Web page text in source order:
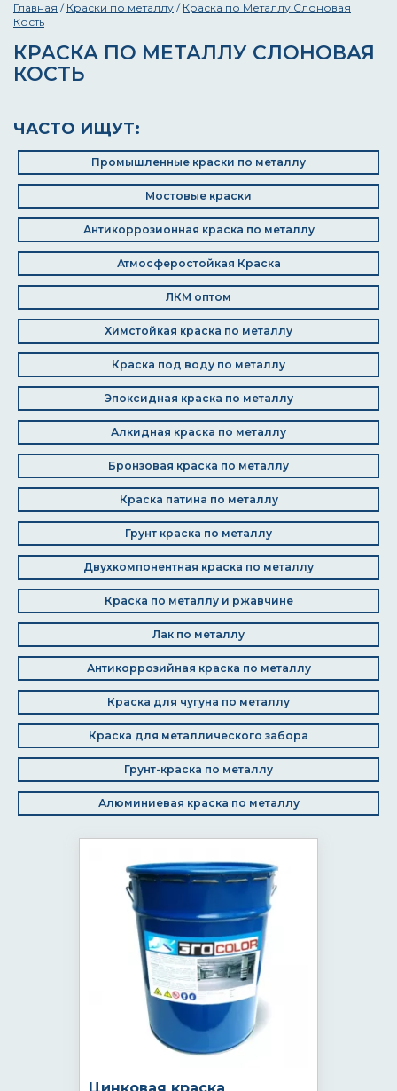
Главная / Краски по металлу / Краска по Металлу Слоновая
Кость
КРАСКА ПО МЕТАЛЛУ СЛОНОВАЯ
КОСТЬ
ЧАСТО ИЩУТ:
Промышленные краски по металлу
Мостовые краски
Антикоррозионная краска по металлу
Атмосферостойкая Краска
ЛКМ оптом
Химстойкая краска по металлу
Краска под воду по металлу
Эпоксидная краска по металлу
Алкидная краска по металлу
Бронзовая краска по металлу
Краска патина по металлу
Грунт краска по металлу
Двухкомпонентная краска по металлу
Краска по металлу и ржавчине
Лак по металлу
Антикоррозийная краска по металлу
Краска для чугуна по металлу
Краска для металлического забора
Грунт-краска по металлу
Алюминиевая краска по металлу